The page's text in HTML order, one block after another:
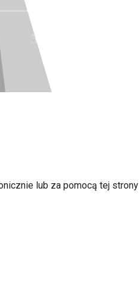
5
lub za pomocą tej strony